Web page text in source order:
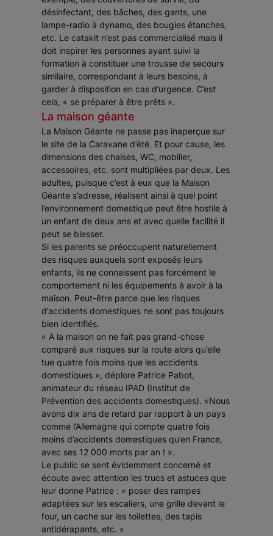
désinfectant, des bâches, des gants, une
lampe-radio à dynamo, des bougies étanches,
etc. Le catakit n’est pas commercialisé mais il
doit inspirer les personnes ayant suivi la
formation à constituer une trousse de secours
similaire, correspondant à leurs besoins, à
garder à disposition en cas d’urgence. C’est
cela, « se préparer à être prêts ».
La maison géante
La Maison Géante ne passe pas inaperçue sur
le site de la Caravane d’été. Et pour cause, les
dimensions des chaises, WC, mobilier,
accessoires, etc. sont multipliées par deux. Les
adultes, puisque c’est à eux que la Maison
Géante s’adresse, réalisent ainsi à quel point
l’environnement domestique peut être hostile à
un enfant de deux ans et avec quelle facilité il
peut se blesser.
Si les parents se préoccupent naturellement
des risques auxquels sont exposés leurs
enfants, ils ne connaissent pas forcément le
comportement ni les équipements à avoir à la
maison. Peut-être parce que les risques
d’accidents domestiques ne sont pas toujours
bien identifiés.
« A la maison on ne fait pas grand-chose
comparé aux risques sur la route alors qu’elle
tue quatre fois moins que les accidents
domestiques », déplore Patrice Pabot,
animateur du réseau IPAD (Institut de
Prévention des accidents domestiques). «Nous
avons dix ans de retard par rapport à un pays
comme l’Allemagne qui compte quatre fois
moins d’accidents domestiques qu’en France,
avec ses 12 000 morts par an ! ».
Le public se sent évidemment concerné et
écoute avec attention les trucs et astuces que
leur donne Patrice : « poser des rampes
adaptées sur les escaliers, une grille devant le
four, un cache sur les toilettes, des tapis
antidérapants, etc. »